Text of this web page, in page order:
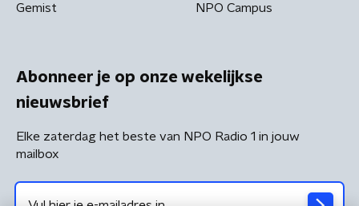
Gemist NPO Campus
Abonneer je op onze wekelijkse
nieuwsbrief
Elke zaterdag het beste van NPO Radio 1 in jouw
mailbox